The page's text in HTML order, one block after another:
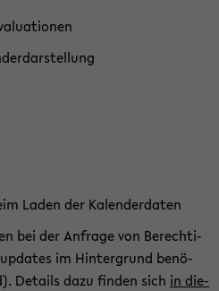
Laden der Ka­len­der­da­ten
bei der An­fra­ge von Be­rech­ti­
im Hin­ter­grund be­nö­
De­tails dazu fin­den sich in die­